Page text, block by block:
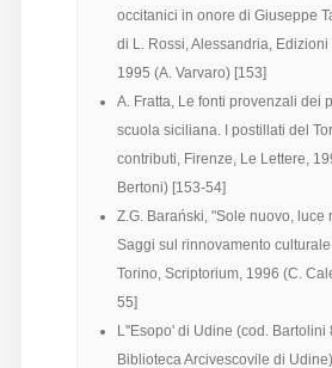
occitanici in onore di Giuseppe
di L. Rossi, Alessandria, Edizioni
1995 (A. Varvaro) [153]
A. Fratta, Le fonti provenzali dei
scuola siciliana. I postillati del
contributi, Firenze, Le Lettere,
Bertoni) [153-54]
Z.G. Barański, "Sole nuovo, luce
Saggi sul rinnovamento culturale
Torino, Scriptorium, 1996 (C.
55]
L''Esopo' di Udine (cod. Bartolini
Biblioteca Arcivescovile di